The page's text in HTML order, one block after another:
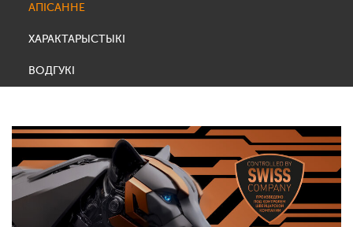
АПІСАННЕ
ХАРАКТАРЫСТЫКІ
ВОДГУКІ